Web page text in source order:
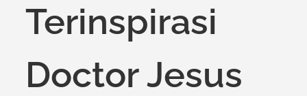
Terinspirasi
Doctor Jesus